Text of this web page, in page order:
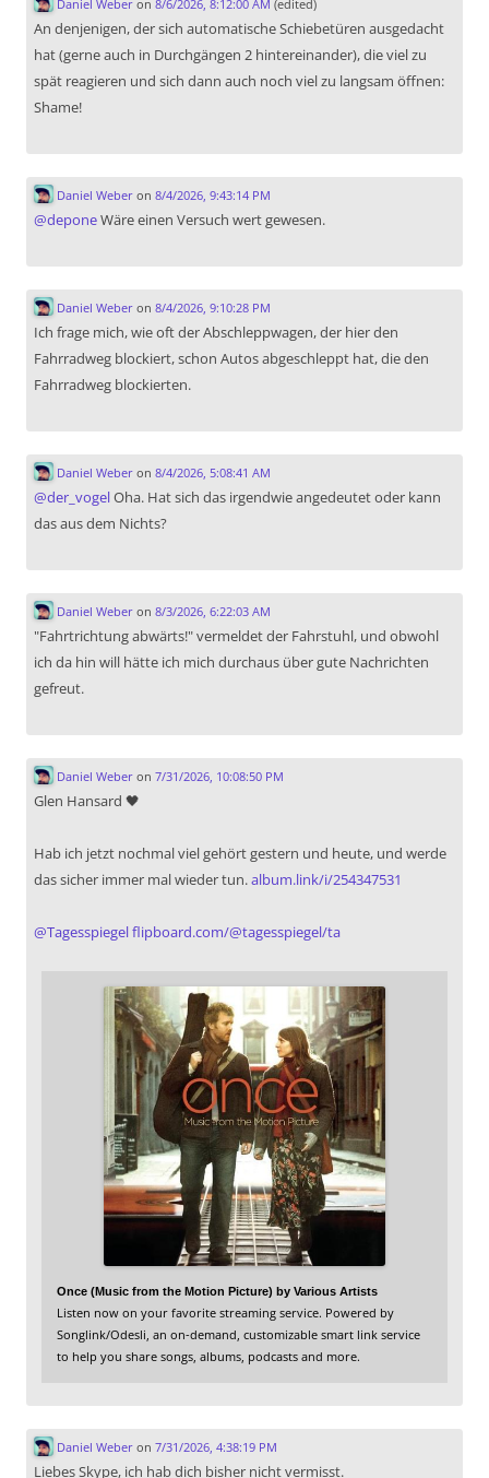
Daniel Weberon 8/6/2026, 8:12:00 AM (edited)
An denjenigen, der sich automatische Schiebetüren ausgedacht
hat (gerne auch in Durchgängen 2 hintereinander), die viel zu
spät reagieren und sich dann auch noch viel zu langsam öffnen:
Shame!
Daniel Weberon 8/4/2026, 9:43:14 PM
@deponeWäre einen Versuch wert gewesen.
Daniel Weberon 8/4/2026, 9:10:28 PM
Ich frage mich, wie oft der Abschleppwagen, der hier den
Fahrradweg blockiert, schon Autos abgeschleppt hat, die den
Fahrradweg blockierten.
Daniel Weberon 8/4/2026, 5:08:41 AM
@der_vogelOha. Hat sich das irgendwie angedeutet oder kann
das aus dem Nichts?
Daniel Weberon 8/3/2026, 6:22:03 AM
"Fahrtrichtung abwärts!" vermeldet der Fahrstuhl, und obwohl
ich da hin will hätte ich mich durchaus über gute Nachrichten
gefreut.
Daniel Weberon 7/31/2026, 10:08:50 PM
Glen Hansard 🖤
Hab ich jetzt nochmal viel gehört gestern und heute, und werde
das sicher immer mal wieder tun.album.link/i/254347531
@Tagesspiegelflipboard.com/@tagesspiegel/ta
Once (Music from the Motion Picture) by Various Artists
Listen now on your favorite streaming service. Powered by
Songlink/Odesli, an on-demand, customizable smart link service
to help you share songs, albums, podcasts and more.
Daniel Weberon 7/31/2026, 4:38:19 PM
Liebes Skype, ich hab dich bisher nicht vermisst.